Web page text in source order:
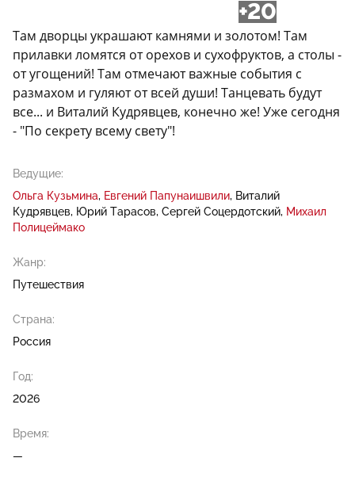
+20
Там дворцы украшают камнями и золотом! Там
прилавки ломятся от орехов и сухофруктов, а столы -
от угощений! Там отмечают важные события с
размахом и гуляют от всей души! Танцевать будут
все... и Виталий Кудрявцев, конечно же! Уже сегодня
- "По секрету всему свету"!
Ведущие:
Ольга Кузьмина Евгений Папунаишвили Виталий
Кудрявцев
Юрий Тарасов Сергей Соцердотский Михаил
Полицеймако
Жанр:
Путешествия
Страна:
Россия
Год:
2026
Время:
—